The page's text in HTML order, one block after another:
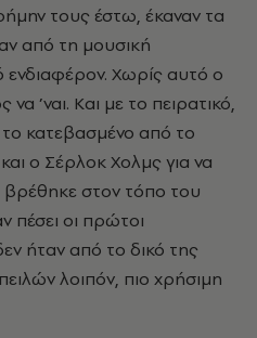
τους έστω, έκαναν τα
από τη μουσική
ενδιαφέρον. Xωρίς αυτό ο
’ναι. Kαι με το πειρατικό,
το κατεβασμένο από το
ο Σέρλοκ Xολμς για να
βρέθηκε στον τόπο του
πέσει οι πρώτοι
ήταν από το δικό της
λοιπόν, πιο χρήσιμη